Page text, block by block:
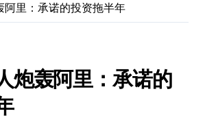
阿里：承诺的投资拖半年
炮轰阿里：承诺的